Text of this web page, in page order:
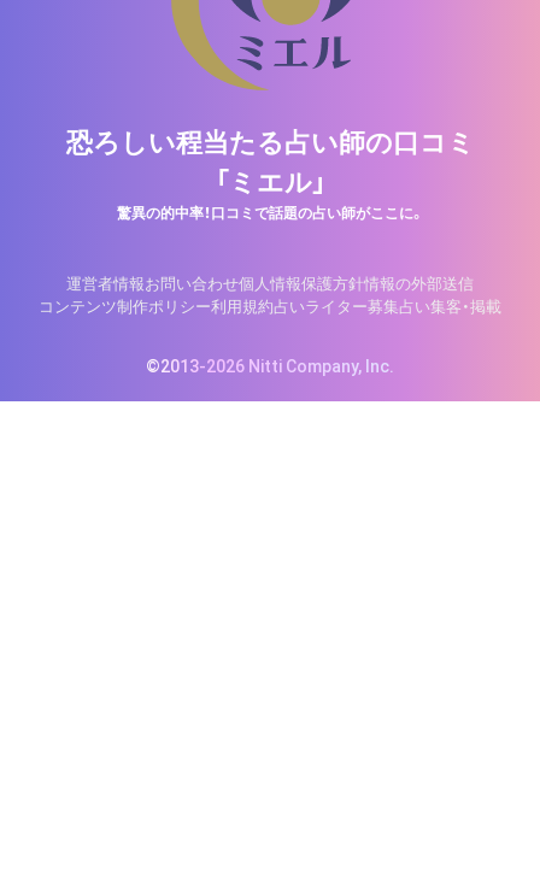
恐ろしい程当たる占い師の口コミ
「ミエル」
驚異の的中率！口コミで話題の占い師がここに。
運営者情報お問い合わせ個人情報保護方針情報の外部送信
コンテンツ制作ポリシー利用規約占いライター募集占い集客・掲載
©2013-2026 Nitti Company, Inc.